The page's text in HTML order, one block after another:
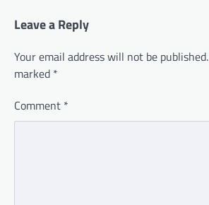
Leave a Reply
Your email address will not be published.
marked *
Comment *